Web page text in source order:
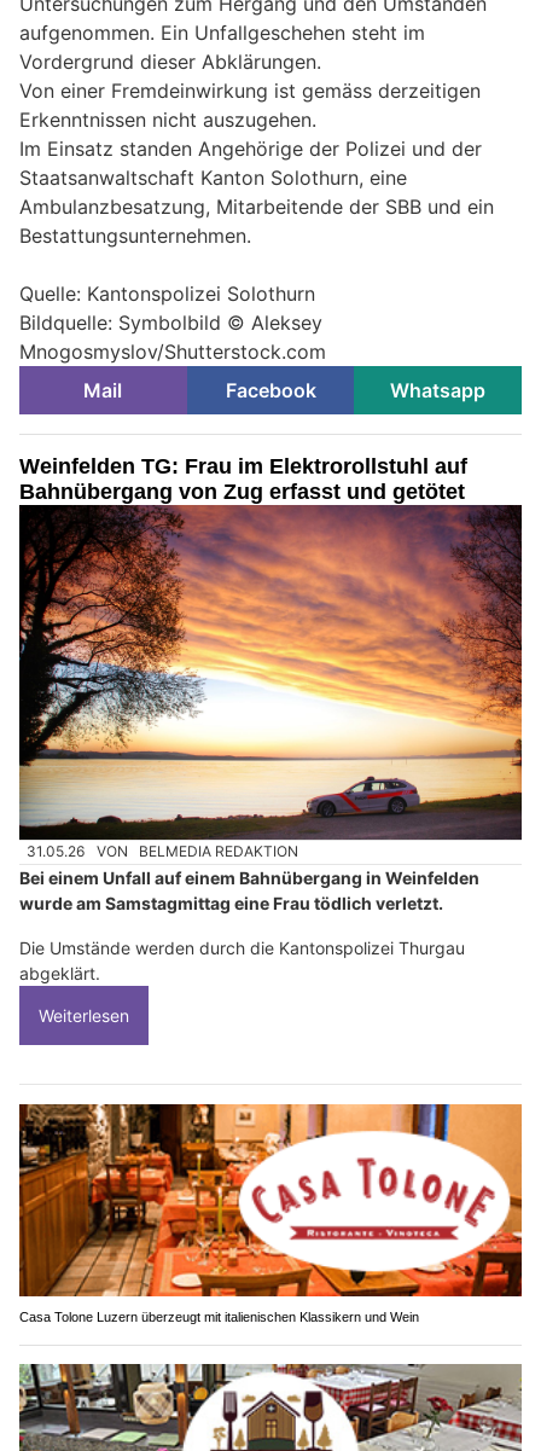
aufgenommen. Ein Unfallgeschehen steht im
Vordergrund dieser Abklärungen.
Von einer Fremdeinwirkung ist gemäss derzeitigen
Erkenntnissen nicht auszugehen.
Im Einsatz standen Angehörige der Polizei und der
Staatsanwaltschaft Kanton Solothurn, eine
Ambulanzbesatzung, Mitarbeitende der SBB und ein
Bestattungsunternehmen.
Quelle: Kantonspolizei Solothurn
Bildquelle: Symbolbild © Aleksey
Mnogosmyslov/Shutterstock.com
Mail
Facebook Whatsapp
Weinfelden TG: Frau im Elektrorollstuhl auf
Bahnübergang von Zug erfasst und getötet
31.05.26 VON BELMEDIA REDAKTION
Bei einem Unfall auf einem Bahnübergang in Weinfelden
wurde am Samstagmittag eine Frau tödlich verletzt.
Die Umstände werden durch die Kantonspolizei Thurgau
abgeklärt.
Weiterlesen
Casa Tolone Luzern überzeugt mit italienischen Klassikern und Wein